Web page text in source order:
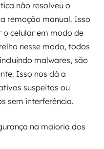
não resolveu o
remoção manual. Isso
celular em modo de
nesse modo, todos
malwares, são
Isso nos dá a
suspeitos ou
sem interferência.
na maioria dos